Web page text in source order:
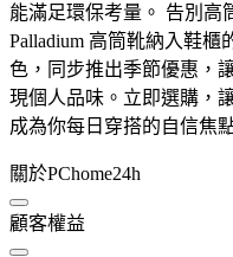
能滿足環保考量。 告別高
Palladium 高筒靴納入鞋
色，同步推出季節優惠，
現個人品味。立即選購，
成為你每日穿搭的自信焦點
關於PChome24h
顧客權益